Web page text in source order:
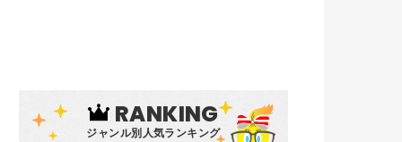
RANKING
ジャンル別人気ランキング